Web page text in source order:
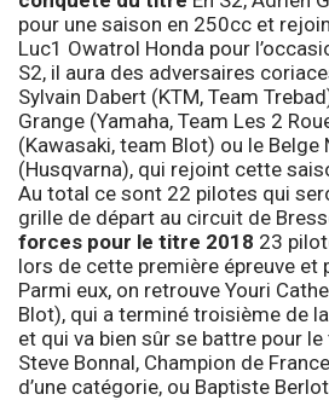
pour une saison en 250cc et
Luc1 Owatrol Honda pour
S2, il aura des adversaires
Sylvain Dabert (KTM, Team
Grange (Yamaha, Team Les 2
(Kawasaki, team Blot) ou le Belge
(Husqvarna), qui rejoint cette
Au total ce sont 22 pilotes qui
grille de départ au circuit de
forces pour le titre 2018 23
lors de cette première épreuve et
Parmi eux, on retrouve Youri
Blot), qui a terminé troisième de
et qui va bien sûr se battre pour
Steve Bonnal, Champion de
d’une catégorie, ou Baptiste